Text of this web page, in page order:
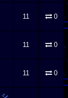
11 0
11 0
11 0
シ